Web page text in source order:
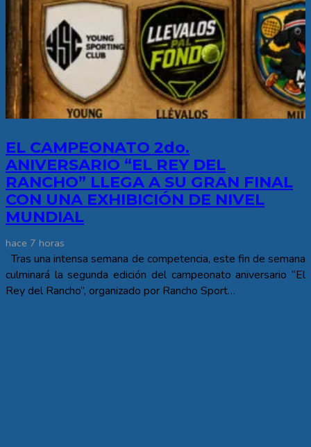
EL CAMPEONATO 2do.
ANIVERSARIO “EL REY DEL
RANCHO” LLEGA A SU GRAN FINAL
CON UNA EXHIBICIÓN DE NIVEL
MUNDIAL
hace 7 horas
Tras una intensa semana de competencia, este fin de semana
culminará la segunda edición del campeonato aniversario “El
Rey del Rancho”, organizado por Rancho Sport…